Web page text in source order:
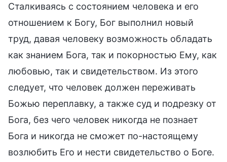
Сталкиваясь с состоянием человека и его
отношением к Богу, Бог выполнил новый
труд, давая человеку возможность обладать
как знанием Бога, так и покорностью Ему, как
любовью, так и свидетельством. Из этого
следует, что человек должен переживать
Божью переплавку, а также суд и подрезку от
Бога, без чего человек никогда не познает
Бога и никогда не сможет по-настоящему
возлюбить Его и нести свидетельство о Боге.